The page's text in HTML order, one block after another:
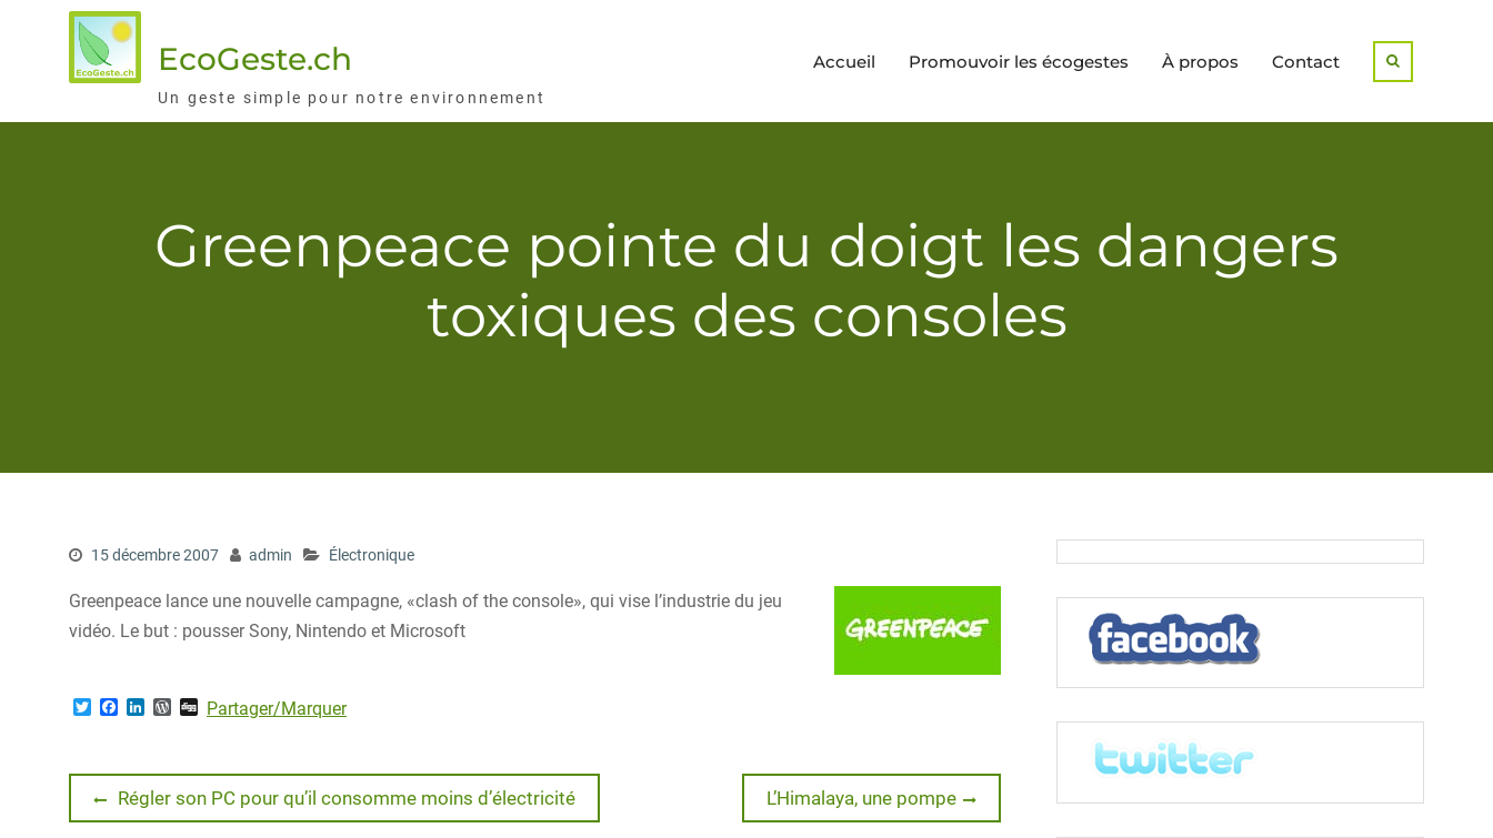
EcoGeste.ch
Un geste simple pour notre environnement
Accueil Promouvoir les écogestes À propos Contact
Greenpeace pointe du doigt les dangers
toxiques des consoles
15 décembre 2007 admin Électronique
Greenpeace lance une nouvelle campagne, «clash of the console», qui vise l’industrie du jeu
vidéo. Le but : pousser Sony, Nintendo et Microsoft
T
t
e
F
b
o
e
d
I
W
P
DPartager/Marquer
Navigation
Previous
post:
Régler son PC pour qu’il consomme moins d’électricité
Next
post:
L’Himalaya, une pompe